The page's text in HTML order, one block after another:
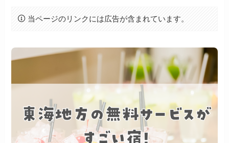
当ページのリンクには広告が含まれています。